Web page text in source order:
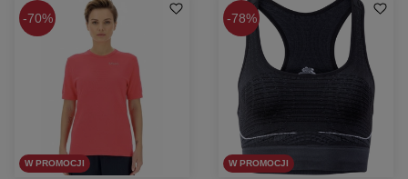
70%
W PROMOCJI
78%
W PROMOCJI